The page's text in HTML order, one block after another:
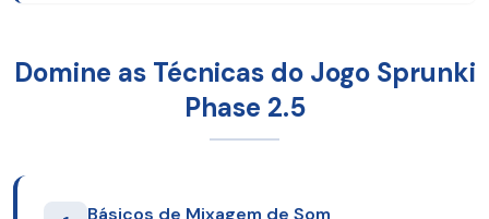
Domine as Técnicas do Jogo Sprunki
Phase 2.5
Básicos de Mixagem de Som